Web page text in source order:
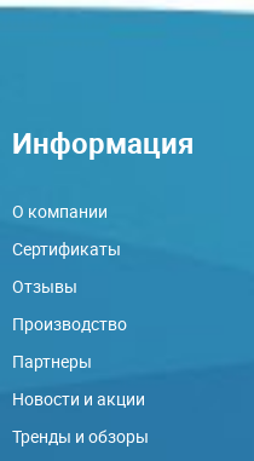
Информация
О компании
Сертификаты
Отзывы
Производство
Партнеры
Новости и акции
Тренды и обзоры